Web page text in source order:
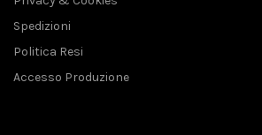
Spedizioni
Politica Resi
Accesso Produzione